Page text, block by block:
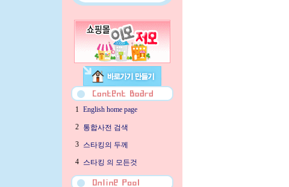
1 English home page
2
통합사전 검색
3
스타킹의 두께
4
스타킹 의 모든것